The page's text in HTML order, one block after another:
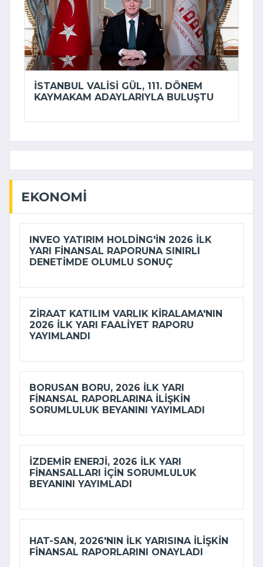
İSTANBUL VALISI GÜL, 111. DÖNEM
KAYMAKAM ADAYLARIYLA BULUŞTU
EKONOMI
INVEO YATIRIM HOLDING'IN 2026 ILK
YARI FINANSAL RAPORUNA SINIRLI
DENETIMDE OLUMLU SONUÇ
ZIRAAT KATILIM VARLIK KIRALAMA'NIN
2026 ILK YARI FAALIYET RAPORU
YAYIMLANDI
BORUSAN BORU, 2026 ILK YARI
FINANSAL RAPORLARINA ILIŞKIN
SORUMLULUK BEYANINI YAYIMLADI
İZDEMİR ENERJI, 2026 ILK YARI
FINANSALLARI IÇIN SORUMLULUK
BEYANINI YAYIMLADI
HAT-SAN, 2026'NIN ILK YARISINA ILIŞKIN
FINANSAL RAPORLARINI ONAYLADI